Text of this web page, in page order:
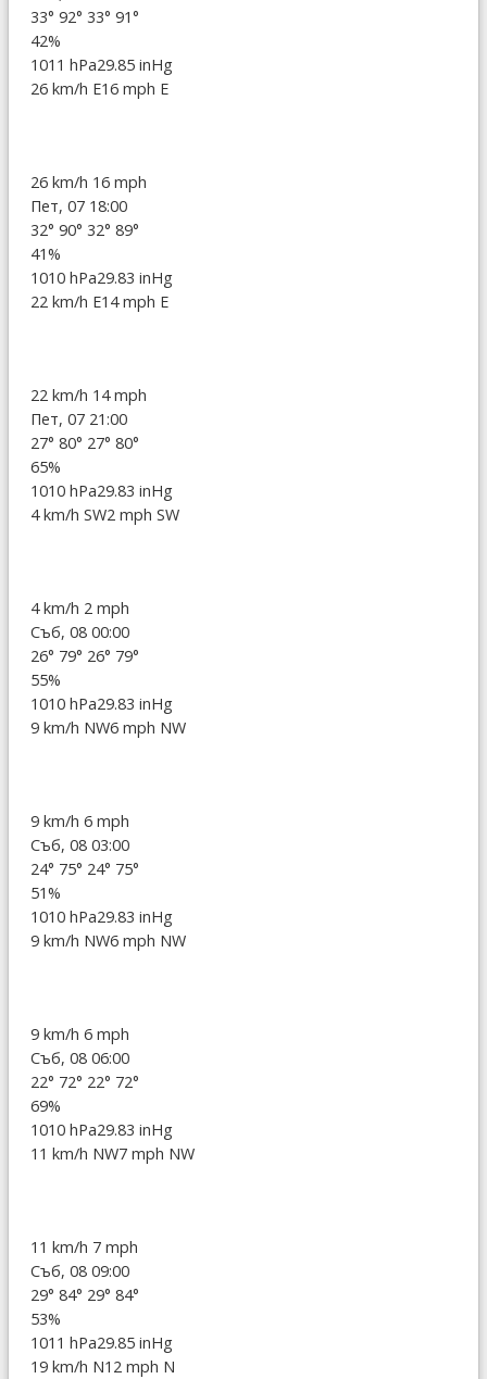
33° 92° 33° 91°
42%
1011 hPa29.85 inHg
26 km/h E16 mph E
26 km/h 16 mph
Пет, 07 18:00
32° 90° 32° 89°
41%
1010 hPa29.83 inHg
22 km/h E14 mph E
22 km/h 14 mph
Пет, 07 21:00
27° 80° 27° 80°
65%
1010 hPa29.83 inHg
4 km/h SW2 mph SW
4 km/h 2 mph
Съб, 08 00:00
26° 79° 26° 79°
55%
1010 hPa29.83 inHg
9 km/h NW6 mph NW
9 km/h 6 mph
Съб, 08 03:00
24° 75° 24° 75°
51%
1010 hPa29.83 inHg
9 km/h NW6 mph NW
9 km/h 6 mph
Съб, 08 06:00
22° 72° 22° 72°
69%
1010 hPa29.83 inHg
11 km/h NW7 mph NW
11 km/h 7 mph
Съб, 08 09:00
29° 84° 29° 84°
53%
1011 hPa29.85 inHg
19 km/h N12 mph N